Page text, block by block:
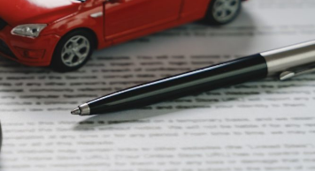
o pagină de replay, un episod de
O oră de filmare ajunge să hrănească un
să scoți ușor materialul brut.
într-una bună pentru